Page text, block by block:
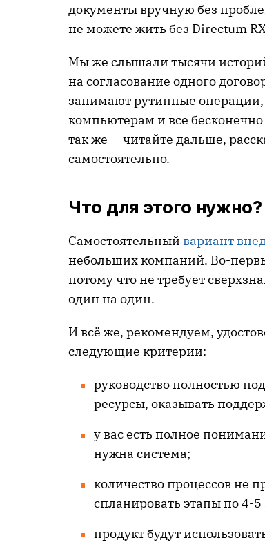
документы вручную без
не можете жить без Directum
Мы же слышали тысячи
на согласование одного
занимают рутинные
компьютерам и все
так же — читайте дальше,
самостоятельно.
Что для этого нужно?
Самостоятельный вариант
небольших компаний. Во-
потому что не требует
один на один.
И всё же, рекомендуем,
следующие критерии:
руководство полностью
ресурсы, оказывать
у вас есть полное
нужна система;
количество процессов не
спланировать этапы по 4-5
продукт будут